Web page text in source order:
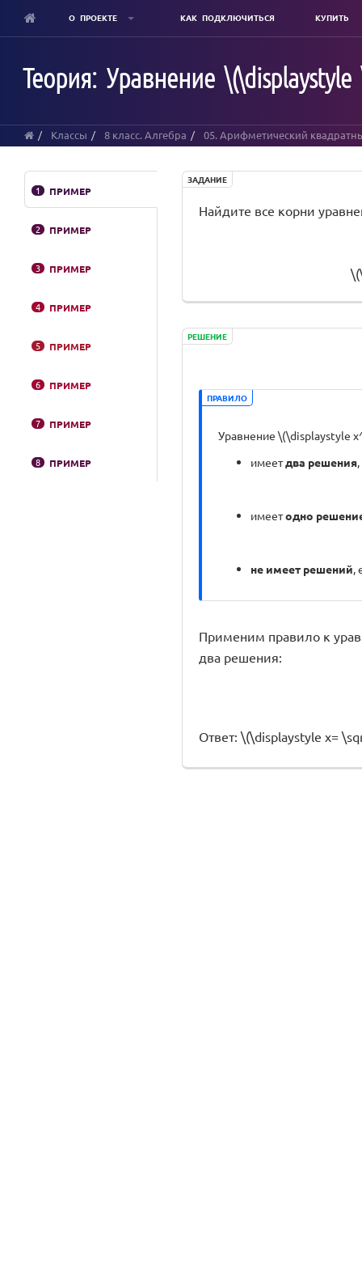
content
О ПРОЕКТЕ КАК ПОДКЛЮЧИТЬСЯ КУПИТЬ
Теория: Уравнение \(\displaystyle
Классы 8 класс. Алгебра 05. Арифметический
1 ПРИМЕР
2 ПРИМЕР
3 ПРИМЕР
4 ПРИМЕР
5 ПРИМЕР
6 ПРИМЕР
7 ПРИМЕР
8 ПРИМЕР
ЗАДАНИЕ
Найдите все корни
РЕШЕНИЕ
ПРАВИЛО
Уравнение \(\displaystyle
имеетдва решения
имеетодно
не имеет решений,
Применим правило к
два решения:
Ответ: \(\displaystyle x=